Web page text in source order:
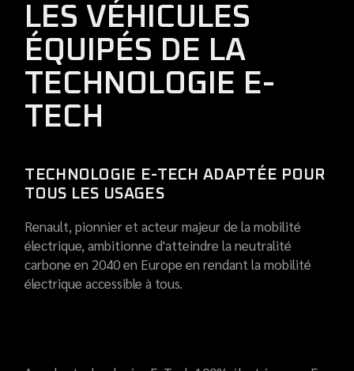
LES VÉHICULES
ÉQUIPÉS DE LA
TECHNOLOGIE E-
TECH
TECHNOLOGIE E-TECH ADAPTÉE POUR
TOUS LES USAGES
Renault, pionnier et acteur majeur de la mobilité
électrique, ambitionne d'atteindre la neutralité
carbone en 2040 en Europe en rendant la mobilité
électrique accessible à tous.